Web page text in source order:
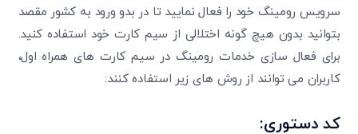
سرویس رومینگ خود را فعال نمایید تا در بدو ورود به کشور مقصد
بتوانید بدون هیچ گونه اختلالی از سیم کارت خود استفاده کنید.
برای فعال سازی خدمات رومینگ در سیم کارت های همراه اول،
کاربران می توانند از روش های زیر استفاده کنند:
کد دستوری: